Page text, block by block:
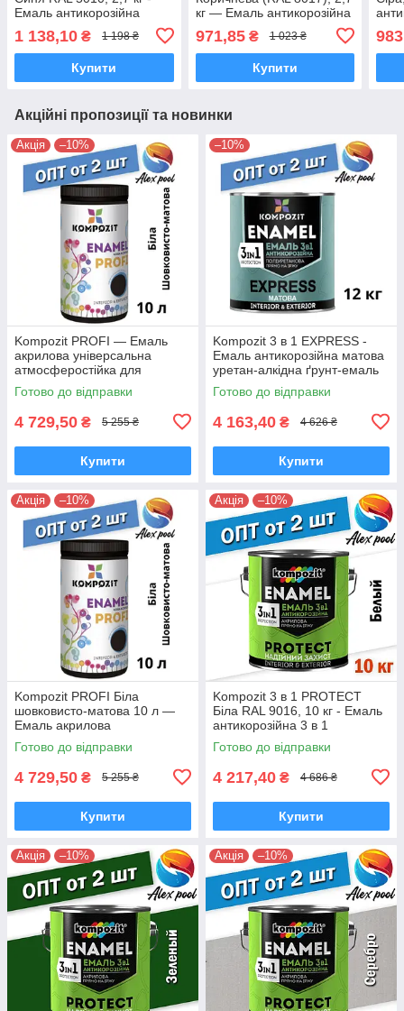
Емаль антикорозійна
1 138,10 ₴ 1 198 ₴
Купити
кг — Емаль антикорозійна
971,85₴ 1 023 ₴
Купити
Акційні пропозиції та новинки
Акція –10%
Kompozit PROFI — Емаль
акрилова універсальна
атмосферостійка для
дерев'яних, металевих і
мінеральних поверхонь
Готово до відправки
4 729,50 ₴ 5 255 ₴
Купити
–10%
Kompozit 3 в 1 EXPRESS -
Емаль антикорозійна матова
уретан-алкідна ґрунт-емаль
Готово до відправки
4 163,40 ₴ 4 626 ₴
Купити
Акція –10%
Kompozit PROFI Біла
шовковисто-матова 10 л —
Емаль акрилова
Готово до відправки
4 729,50 ₴ 5 255 ₴
Купити
Акція –10%
Kompozit 3 в 1 PROTECT
Біла RAL 9016, 10 кг - Емаль
антикорозійна 3 в 1
універсальна
Готово до відправки
4 217,40 ₴ 4 686 ₴
Купити
Акція –10% Акція –10%